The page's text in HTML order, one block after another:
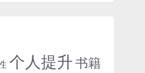
个人提升书籍